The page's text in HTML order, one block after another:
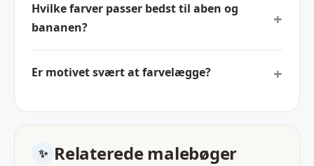
Hvilke farver passer bedst til aben og
bananen?
Er motivet svært at farvelægge?
Relaterede malebøger